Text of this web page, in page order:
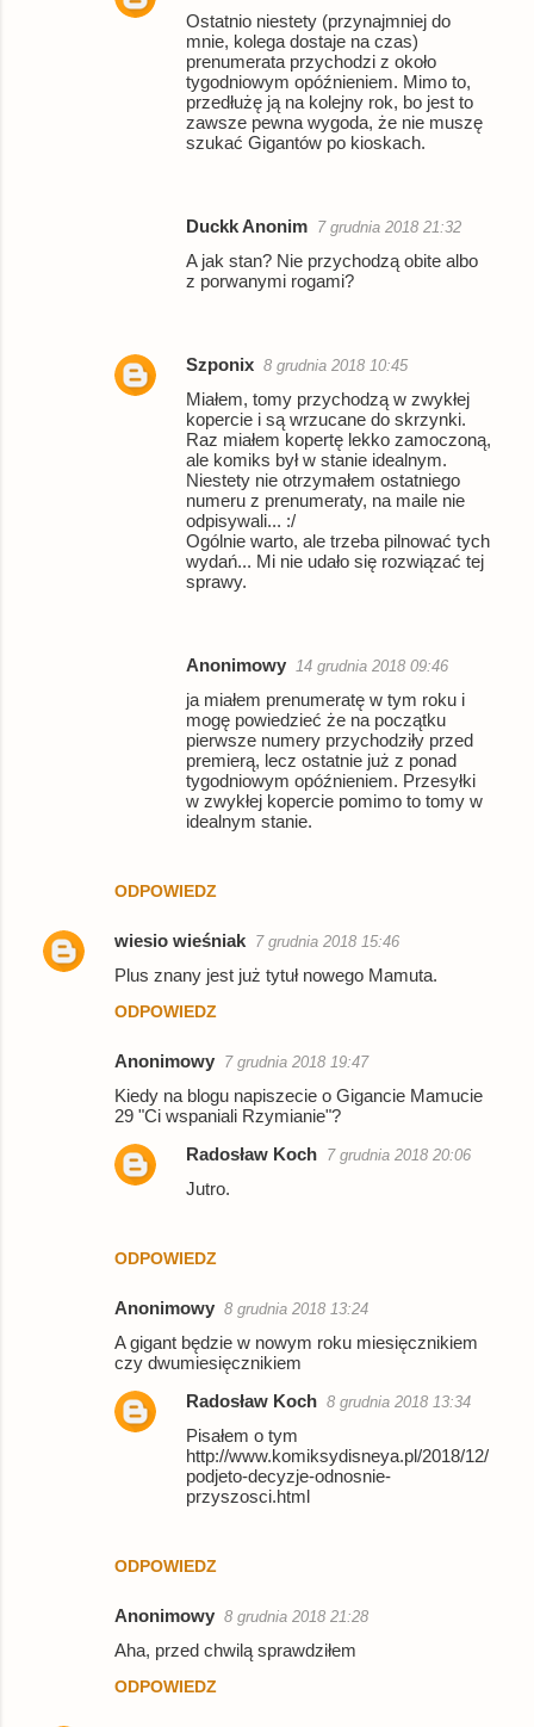
ODPOWIEDZ
Ostatnio niestety (przynajmniej do
mnie, kolega dostaje na czas)
prenumerata przychodzi z około
tygodniowym opóźnieniem. Mimo to,
przedłużę ją na kolejny rok, bo jest to
zawsze pewna wygoda, że nie muszę
szukać Gigantów po kioskach.
Duckk Anonim 7 grudnia 2018 21:32
A jak stan? Nie przychodzą obite albo
z porwanymi rogami?
Szponix 8 grudnia 2018 10:45
Miałem, tomy przychodzą w zwykłej
kopercie i są wrzucane do skrzynki.
Raz miałem kopertę lekko zamoczoną,
ale komiks był w stanie idealnym.
Niestety nie otrzymałem ostatniego
numeru z prenumeraty, na maile nie
odpisywali... :/
Ogólnie warto, ale trzeba pilnować tych
wydań... Mi nie udało się rozwiązać tej
sprawy.
Anonimowy 14 grudnia 2018 09:46
ja miałem prenumeratę w tym roku i
mogę powiedzieć że na początku
pierwsze numery przychodziły przed
premierą, lecz ostatnie już z ponad
tygodniowym opóźnieniem. Przesyłki
w zwykłej kopercie pomimo to tomy w
idealnym stanie.
wiesio wieśniak 7 grudnia 2018 15:46
Plus znany jest już tytuł nowego Mamuta.
ODPOWIEDZ
Anonimowy 7 grudnia 2018 19:47
Kiedy na blogu napiszecie o Gigancie Mamucie
29 "Ci wspaniali Rzymianie"?
ODPOWIEDZ
Radosław Koch 7 grudnia 2018 20:06
Jutro.
Anonimowy 8 grudnia 2018 13:24
A gigant będzie w nowym roku miesięcznikiem
czy dwumiesięcznikiem
ODPOWIEDZ
Radosław Koch 8 grudnia 2018 13:34
Pisałem o tym
http://www.komiksydisneya.pl/2018/12/
podjeto-decyzje-odnosnie-
przyszosci.html
Anonimowy 8 grudnia 2018 21:28
Aha, przed chwilą sprawdziłem
ODPOWIEDZ